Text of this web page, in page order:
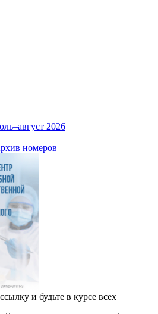
2026
номеров
и будьте в курсе всех